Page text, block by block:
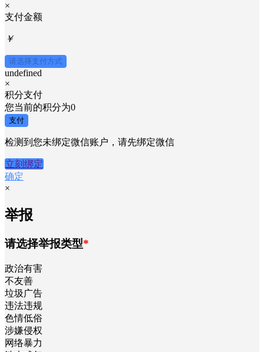
×
支付金额
￥
请选择支付方式
undefined
×
积分支付
您当前的积分为0
支付
检测到您未绑定微信账户，请先绑定微信
立刻绑定
确定
×
举报
请选择举报类型*
政治有害
不友善
垃圾广告
违法违规
色情低俗
涉嫌侵权
网络暴力